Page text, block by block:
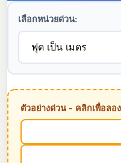
เลือกหน่วยด่วน:
ตัวอย่างด่วน - คลิกเพื่อลอ